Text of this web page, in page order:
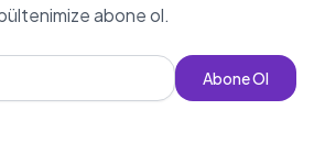
abone ol.
Abone Ol